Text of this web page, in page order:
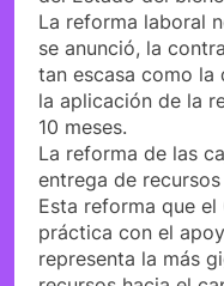
La reforma laboral
se anunció, la
tan escasa como la
la aplicación de la
10 meses.
La reforma de las
entrega de
Esta reforma que
práctica con el
representa la más